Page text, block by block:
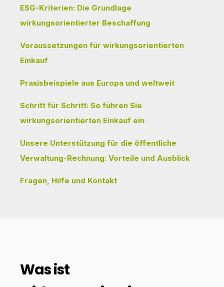
ESG-Kriterien: Die Grundlage
wirkungsorientierter Beschaffung
Voraussetzungen für wirkungsorientierten
Einkauf
Praxisbeispiele aus Europa und weltweit
Schritt für Schritt: So führen Sie
wirkungsorientierten Einkauf ein
Unsere Unterstützung für die öffentliche
Verwaltung-Rechnung: Vorteile und Ausblick
Fragen, Hilfe und Kontakt
Was ist